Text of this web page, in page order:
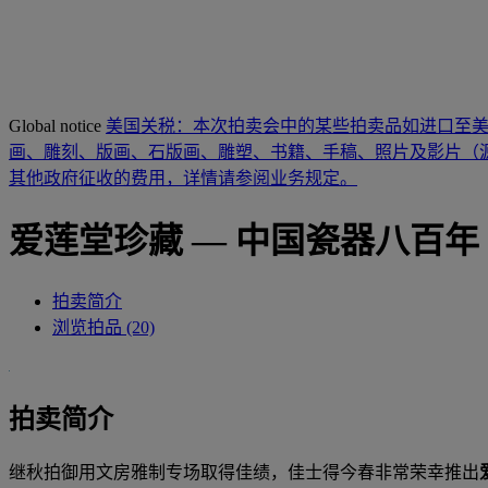
Global notice 美国关税：本次拍卖会中的某些拍卖品如进口至
画、雕刻、版画、石版画、雕塑、书籍、手稿、照片及影片
其他政府征收的费用，详情请参阅业务规定。
爱莲堂珍藏 — 中国瓷器八百年
拍卖简介
浏览拍品 (20)
拍卖简介
继秋拍御用文房雅制专场取得佳绩，佳士得今春非常荣幸推出